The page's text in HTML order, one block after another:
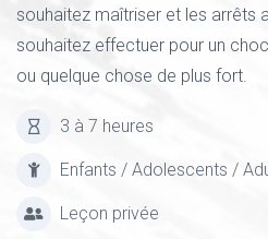
souhaitez maîtriser et les arrêts
souhaitez effectuer pour un
ou quelque chose de plus fort.
3 à 7 heures
Enfants / Adolescents /
Leçon privée